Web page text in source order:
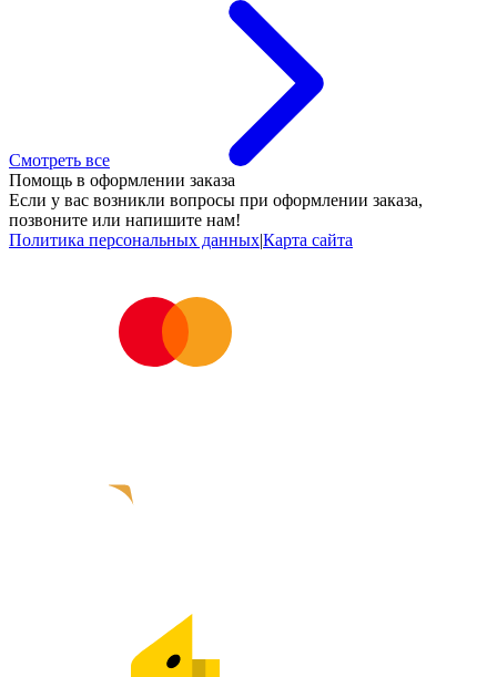
Смотреть все
Помощь в оформлении заказа
Если у вас возникли вопросы при оформлении заказа,
позвоните или напишите нам!
Политика персональных данных|Карта сайта